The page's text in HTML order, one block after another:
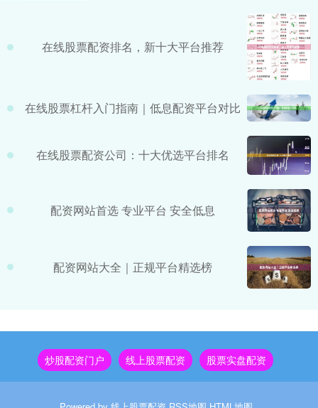
在线股票配资排名，新十大平台推荐
在线股票杠杆入门指南｜低息配资平台对比
在线股票配资公司：十大优选平台排名
配资网站首选 专业平台 安全低息
配资网站大全｜正规平台精选榜
炒股配资门户 线上股票配资 股票实盘配资